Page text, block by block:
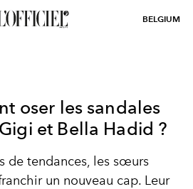
BELGIUM
oser les sandales
et Bella Hadid ?
de tendances, les sœurs
un nouveau cap. Leur